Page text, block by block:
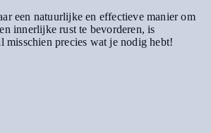
een natuurlijke en effectieve manier om
innerlijke rust te bevorderen, is
misschien precies wat je nodig hebt!